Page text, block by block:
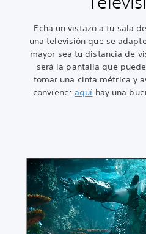
Echa un vistazo a tu sala
una televisión que se
mayor sea tu distancia de
será la pantalla que
tomar una cinta métrica y
conviene:aquí hay una